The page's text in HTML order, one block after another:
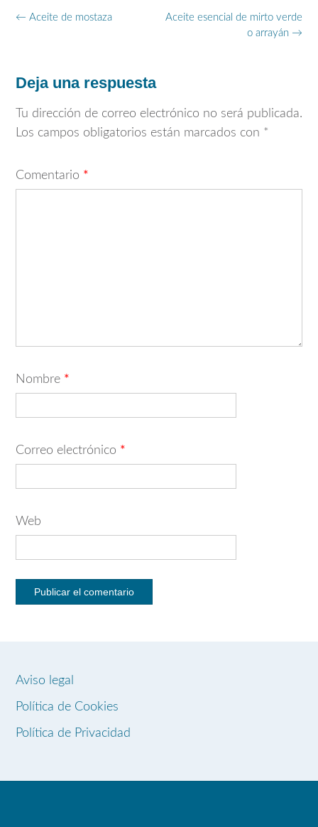
Navegación
Aceite esencial de mirto verde
o arrayán →
← Aceite de mostaza
Deja una respuesta
Tu dirección de correo electrónico no será publicada.
Los campos obligatorios están marcados con *
Comentario *
Nombre *
Correo electrónico *
Web
Aviso legal
Política de Cookies
Política de Privacidad